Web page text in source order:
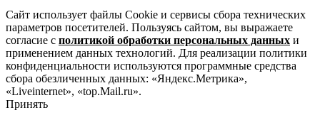
Сайт использует файлы Cookie и сервисы сбора технических
параметров посетителей. Пользуясь сайтом, вы выражаете
согласие с политикой обработки персональных данных и
применением данных технологий. Для реализации политики
конфиденциальности используются программные средства
сбора обезличенных данных: «Яндекс.Метрика»,
«Liveinternet», «top.Mail.ru».
Принять